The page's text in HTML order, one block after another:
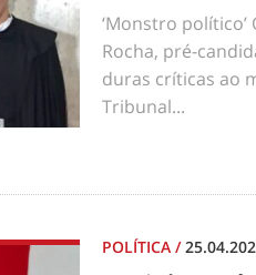
‘Monstro
Rocha, pré-
duras críticas ao
Tribunal...
POLÍTICA /